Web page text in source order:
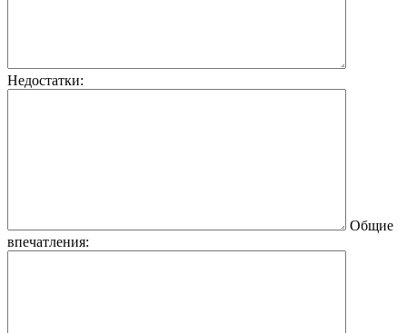
Недостатки:
Общие
впечатления: